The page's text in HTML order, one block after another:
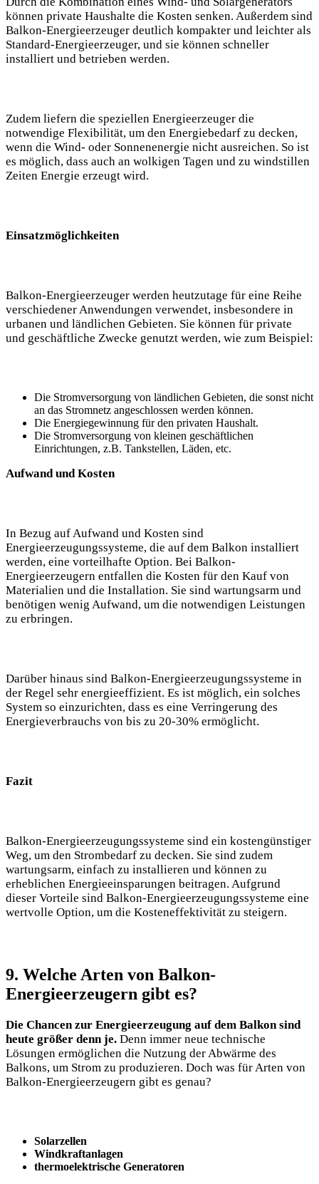
können private Haushalte die Kosten senken. Außerdem sind
Balkon-Energieerzeuger deutlich kompakter und leichter als
Standard-Energieerzeuger, und sie können schneller
installiert und betrieben werden.
Zudem liefern die speziellen Energieerzeuger die
notwendige Flexibilität, um den Energiebedarf zu decken,
wenn die Wind- oder Sonnenenergie nicht ausreichen. So ist
es möglich, dass auch an wolkigen Tagen und zu windstillen
Zeiten Energie erzeugt wird.
Einsatzmöglichkeiten
Balkon-Energieerzeuger werden heutzutage für eine Reihe
verschiedener Anwendungen verwendet, insbesondere in
urbanen und ländlichen Gebieten. Sie können für private
und geschäftliche Zwecke genutzt werden, wie zum Beispiel:
Die Stromversorgung von ländlichen Gebieten, die sonst nicht
an das Stromnetz angeschlossen werden können.
Die Energiegewinnung für den privaten Haushalt.
Die Stromversorgung von kleinen geschäftlichen
Einrichtungen, z.B. Tankstellen, Läden, etc.
Aufwand und Kosten
In Bezug auf Aufwand und Kosten sind
Energieerzeugungssysteme, die auf dem Balkon installiert
werden, eine vorteilhafte Option. Bei Balkon-
Energieerzeugern entfallen die Kosten für den Kauf von
Materialien und die Installation. Sie sind wartungsarm und
benötigen wenig Aufwand, um die notwendigen Leistungen
zu erbringen.
Darüber hinaus sind Balkon-Energieerzeugungssysteme in
der Regel sehr energieeffizient. Es ist möglich, ein solches
System so einzurichten, dass es eine Verringerung des
Energieverbrauchs von bis zu 20-30% ermöglicht.
Fazit
Balkon-Energieerzeugungssysteme sind ein kostengünstiger
Weg, um den Strombedarf zu decken. Sie sind zudem
wartungsarm, einfach zu installieren und können zu
erheblichen Energieeinsparungen beitragen. Aufgrund
dieser Vorteile sind Balkon-Energieerzeugungssysteme eine
wertvolle Option, um die Kosteneffektivität zu steigern.
9. Welche Arten von Balkon-
Energieerzeugern gibt es?
Die Chancen zur Energieerzeugung auf dem Balkon sind
heute größer denn je. Denn immer neue technische
Lösungen ermöglichen die Nutzung der Abwärme des
Balkons, um Strom zu produzieren. Doch was für Arten von
Balkon-Energieerzeugern gibt es genau?
Solarzellen
Windkraftanlagen
thermoelektrische Generatoren